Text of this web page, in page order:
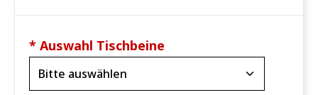
* Auswahl Tischbeine